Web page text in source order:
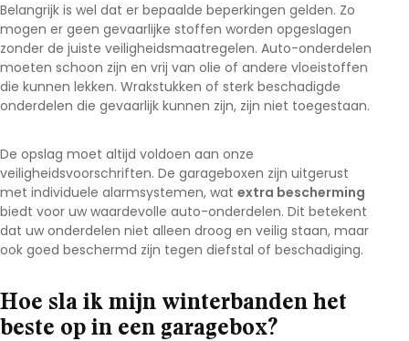
Belangrijk is wel dat er bepaalde beperkingen gelden. Zo
mogen er geen gevaarlijke stoffen worden opgeslagen
zonder de juiste veiligheidsmaatregelen. Auto-onderdelen
moeten schoon zijn en vrij van olie of andere vloeistoffen
die kunnen lekken. Wrakstukken of sterk beschadigde
onderdelen die gevaarlijk kunnen zijn, zijn niet toegestaan.
De opslag moet altijd voldoen aan onze
veiligheidsvoorschriften. De garageboxen zijn uitgerust
met individuele alarmsystemen, wat extra bescherming
biedt voor uw waardevolle auto-onderdelen. Dit betekent
dat uw onderdelen niet alleen droog en veilig staan, maar
ook goed beschermd zijn tegen diefstal of beschadiging.
Hoe sla ik mijn winterbanden het
beste op in een garagebox?